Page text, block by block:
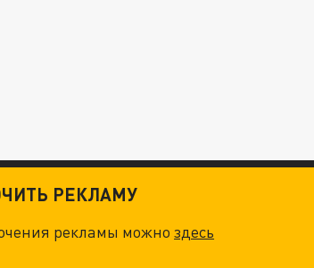
РЕКЛАМУ
рекламы можноздесь